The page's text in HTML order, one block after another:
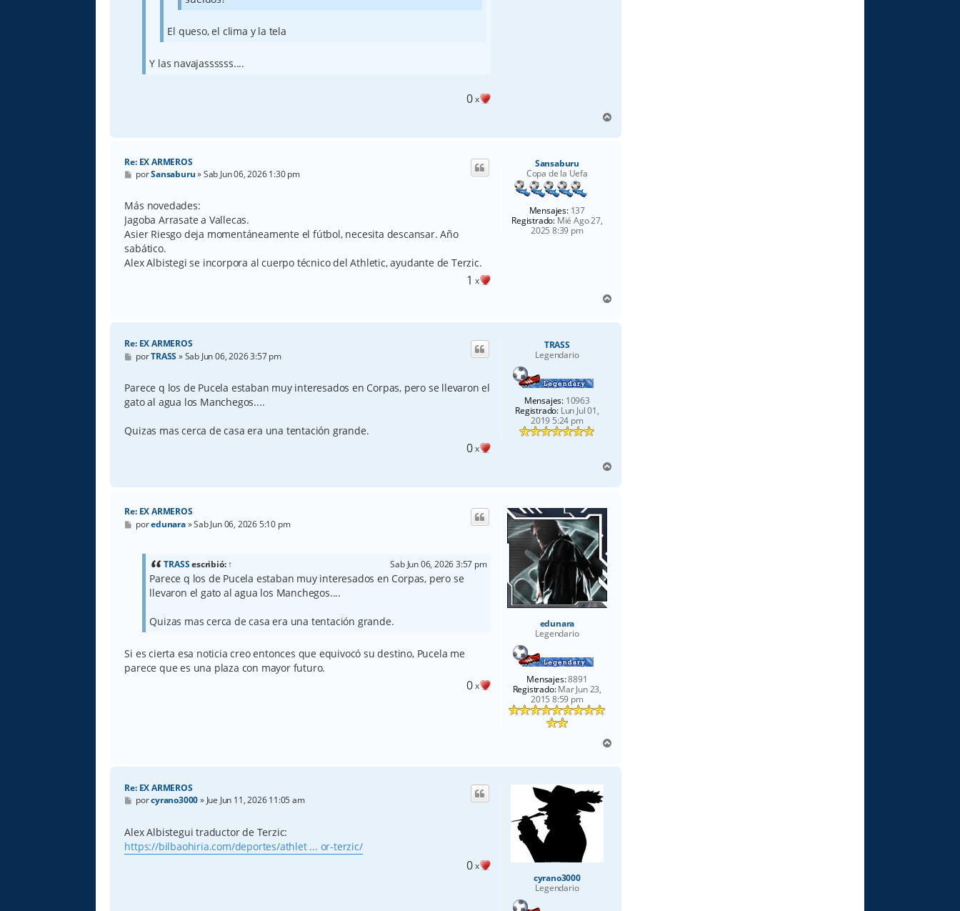
El queso, el clima y la tela
Y las navajassssss....
0x
r
Sansaburu
Copa de la Uefa
Mensajes:137
Registrado:Mié Ago 27,
2025 8:39 pm
Re: EX ARMEROS
M
e
s
a
j
e
porSansaburu»Sab Jun 06, 2026 1:30 pm
Más novedades:
Jagoba Arrasate a Vallecas.
Asier Riesgo deja momentáneamente el fútbol, necesita descansar. Año
sabático.
Alex Albistegi se incorpora al cuerpo técnico del Athletic, ayudante de Terzic.
1 x
r
TRASS
Legendario
Mensajes: 10963
Registrado:Lun Jul 01,
2019 5:24 pm
Re: EX ARMEROS
M
e
s
a
j
porTRASS »Sab Jun 06, 2026 3:57 pm
Parece q los de Pucela estaban muy interesados en Corpas, pero se llevaron el
gato al agua los Manchegos....
Quizas mas cerca de casa era una tentación grande.
0x
r
edunara
Legendario
Mensajes:8891
Registrado:Mar Jun 23,
2015 8:59 pm
Re: EX ARMEROS
M
e
poredunara»Sab Jun 06, 2026 5:10 pm
TRASSescribió:↑ Sab Jun 06, 2026 3:57 pm
Parece q los de Pucela estaban muy interesados en Corpas, pero se
llevaron el gato al agua los Manchegos....
Quizas mas cerca de casa era una tentación grande.
Si es cierta esa noticia creo entonces que equivocó su destino, Pucela me
parece que es una plaza con mayor futuro.
0x
r
cyrano3000
Legendario
Re: EX ARMEROS
M
e
s
a
j
porcyrano3000» Jue Jun 11, 2026 11:05 am
Alex Albistegui traductor de Terzic:
https://bilbaohiria.com/deportes/athlet ... or-terzic/
0x